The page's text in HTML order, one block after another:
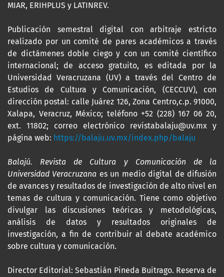
MIAR, ERIHPLUS y LATINREV.
Publicación semestral digital con arbitraje estricto
realizado por un comité de pares académicos a través
de dictámenes doble ciego y con un comité científico
internacional; de acceso gratuito, es editada por la
Universidad Veracruzana (UV) a través del Centro de
Estudios de Cultura y Comunicación, (CECCUV), con
dirección postal: calle Juárez 126, Zona Centro,c.p. 91000,
Xalapa, Veracruz, México; teléfono +52 (228) 167 06 20,
ext. 11802; correo electrónico revistabalaju@uv.mx y
página web: https://balaju.uv.mx/index.php/balaju
Balajú. Revista de Cultura y Comunicación de la
Universidad Veracruzana es un medio digital de difusión
de avances y resultados de investigación de alto nivel en
temas de cultura y comunicación. Tiene como objetivo
divulgar las discusiones teóricas y metodológicas,
análisis de datos y resultados originales de
investigación, a fin de contribuir al debate académico
sobre cultura y comunicación.
Director Editorial: Sebastián Pineda Buitrago. Reserva de